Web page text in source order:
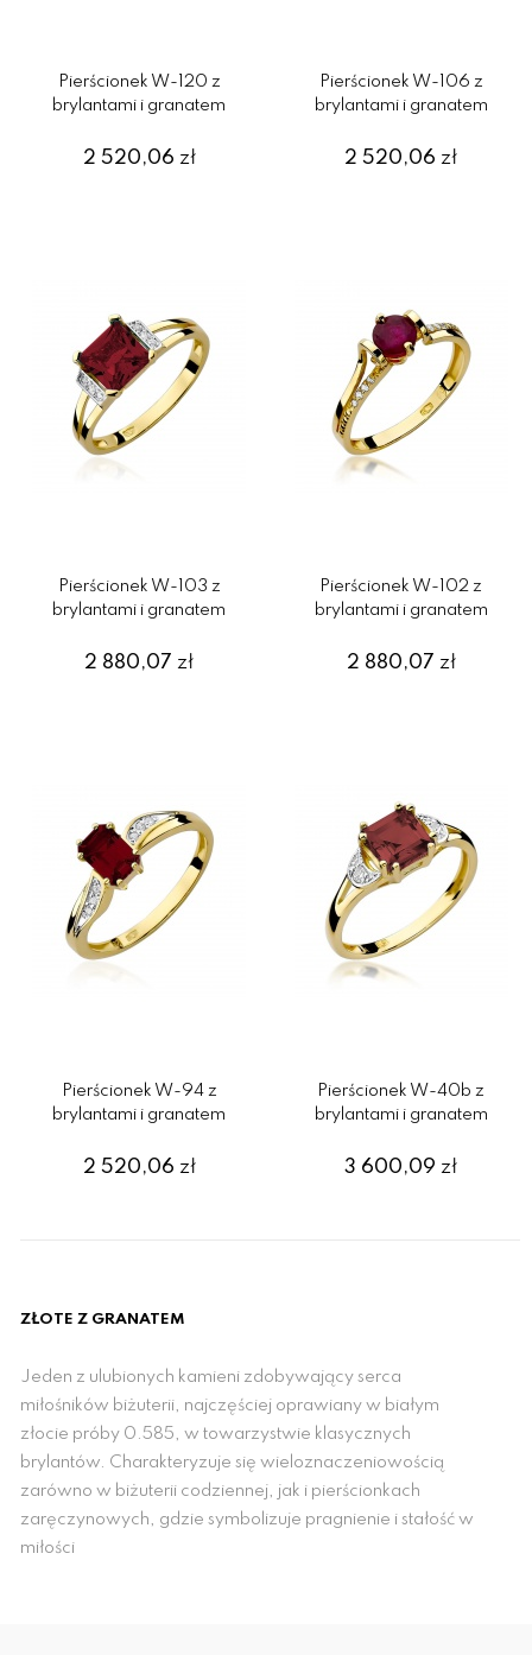
Pierścionek W-120 z
brylantami i granatem
2 520,06 zł
Pierścionek W-106 z
brylantami i granatem
2 520,06zł
Pierścionek W-103 z
brylantami i granatem
2 880,07zł
Pierścionek W-102 z
brylantami i granatem
2 880,07 zł
Pierścionek W-94 z
brylantami i granatem
2 520,06 zł
Pierścionek W-40b z
brylantami i granatem
3 600,09zł
ZŁOTE Z GRANATEM
Jeden z ulubionych kamieni zdobywający serca
miłośników biżuterii, najczęściej oprawiany w białym
złocie próby 0.585, w towarzystwie klasycznych
brylantów. Charakteryzuje się wieloznaczeniowością
zarówno w biżuterii codziennej, jak i pierścionkach
zaręczynowych, gdzie symbolizuje pragnienie i stałość w
miłości